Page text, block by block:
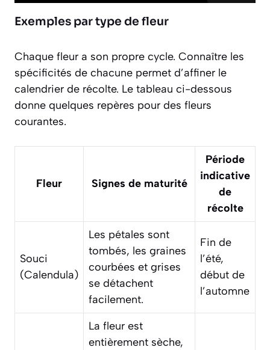
Exemples par type de fleur
Chaque fleur a son propre cycle. Connaître les
spécificités de chacune permet d’affiner le
calendrier de récolte. Le tableau ci-dessous
donne quelques repères pour des fleurs
courantes.
Fleur Signes de maturité
Période
indicative
de
récolte
Souci
(Calendula)
Les pétales sont
tombés, les graines
courbées et grises
se détachent
facilement.
Fin de
l’été,
début de
l’automne
La fleur est
entièrement sèche,